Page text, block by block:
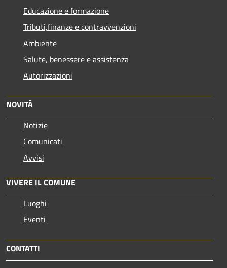
Educazione e formazione
Tributi,finanze e contravvenzioni
Ambiente
Salute, benessere e assistenza
Autorizzazioni
NOVITÀ
Notizie
Comunicati
Avvisi
VIVERE IL COMUNE
Luoghi
Eventi
CONTATTI